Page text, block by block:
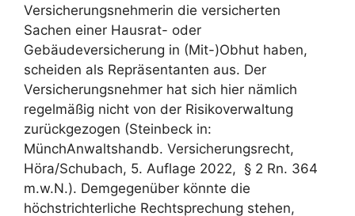
Versicherungsnehmerin die versicherten
Sachen einer Hausrat- oder
Gebäudeversicherung in (Mit-)Obhut haben,
scheiden als Repräsentanten aus. Der
Versicherungsnehmer hat sich hier nämlich
regelmäßig nicht von der Risikoverwaltung
zurückgezogen (Steinbeck in:
MünchAnwaltshandb. Versicherungsrecht,
Höra/Schubach, 5. Auflage 2022, § 2 Rn. 364
m.w.N.). Demgegenüber könnte die
höchstrichterliche Rechtsprechung stehen,